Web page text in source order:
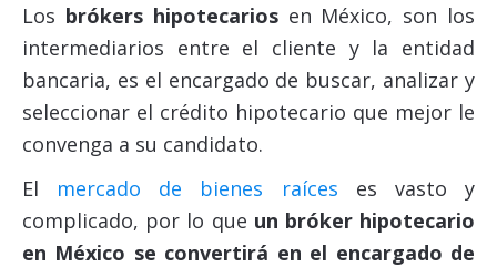
Los brókers hipotecariosen México, son los
intermediarios entre el cliente y la entidad
bancaria, es el encargado de buscar, analizar y
seleccionar el crédito hipotecario que mejor le
convenga a su candidato.
El mercado de bienes raíces es vasto y
complicado, por lo que un bróker hipotecario
en México se convertirá en el encargado de